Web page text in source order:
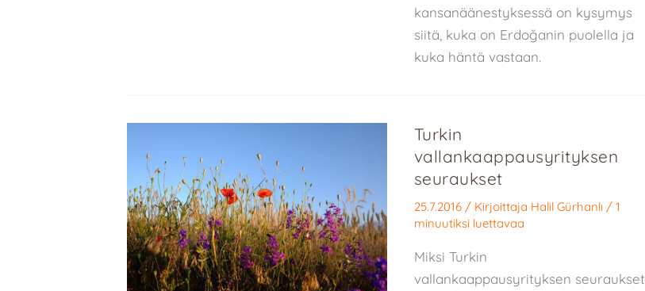
kansanäänestyksessä on kysymys
siitä, kuka on Erdoğanin puolella ja
kuka häntä vastaan.
Turkin
vallankaappausyrityksen
seuraukset
25.7.2016 / Kirjoittaja Halil Gürhanlı / 1
minuutiksi luettavaa
Miksi Turkin
vallankaappausyrityksen seuraukset